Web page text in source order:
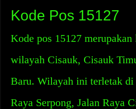
Kode Pos 15127
Kode pos 15127
wilayah Cisauk, Cisauk
Baru. Wilayah ini terletak di
Raya Serpong, Jalan Raya